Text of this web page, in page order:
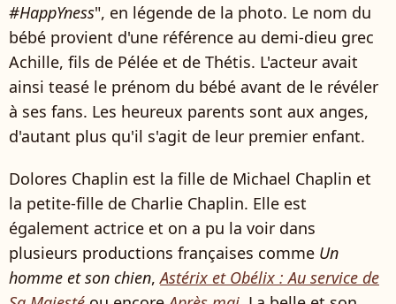
#HappYness", en légende de la photo. Le nom du
bébé provient d'une référence au demi-dieu grec
Achille, fils de Pélée et de Thétis. L'acteur avait
ainsi teasé le prénom du bébé avant de le révéler
à ses fans. Les heureux parents sont aux anges,
d'autant plus qu'il s'agit de leur premier enfant.
Dolores Chaplin est la fille de Michael Chaplin et
la petite-fille de Charlie Chaplin. Elle est
également actrice et on a pu la voir dans
plusieurs productions françaises comme Un
homme et son chien,Astérix et Obélix : Au service de